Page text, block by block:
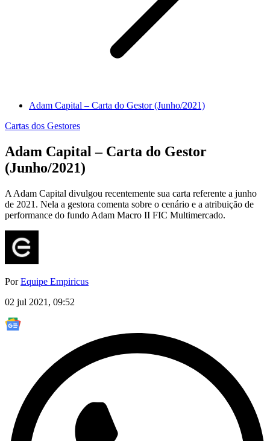
Adam Capital – Carta do Gestor (Junho/2021)
Cartas dos Gestores
Adam Capital – Carta do Gestor
(Junho/2021)
A Adam Capital divulgou recentemente sua carta referente a junho
de 2021. Nela a gestora comenta sobre o cenário e a atribuição de
performance do fundo Adam Macro II FIC Multimercado.
PorEquipe Empiricus
02 jul 2021, 09:52